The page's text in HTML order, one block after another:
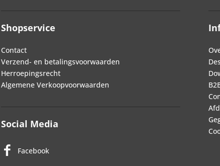
Shopservice
Contact
Verzend- en betalingsvoorwaarden
Herroepingsrecht
Algemene Verkoopvoorwaarden
Social Media
Facebook